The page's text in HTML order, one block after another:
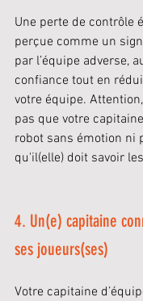
Une perte de contrôle
perçue comme un
par l’équipe adverse,
confiance tout en
votre équipe.
pas que votre
robot sans émotion ni
qu'il(elle) doit savoir
4. Un(e) capitaine
ses joueurs(ses)
Votre capitaine